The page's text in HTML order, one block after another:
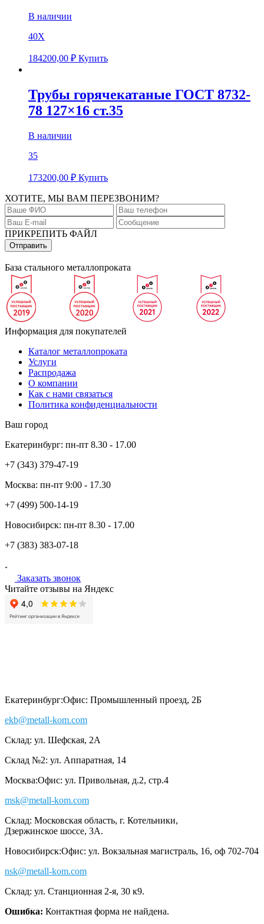
В наличии
40Х
184200,00 ₽ Купить
Трубы горячекатаные ГОСТ 8732-
78 127×16 ст.35
В наличии
35
173200,00 ₽ Купить
ХОТИТЕ, МЫ ВАМ ПЕРЕЗВОНИМ?
ПРИКРЕПИТЬ ФАЙЛ
База стального металлопроката
Информация для покупателей
Каталог металлопроката
Услуги
Распродажа
О компании
Как с нами связаться
Политика конфиденциальности
Ваш город
Екатеринбург: пн-пт 8.30 - 17.00
+7 (343) 379-47-19
Москва: пн-пт 9:00 - 17.30
+7 (499) 500-14-19
Новосибирск: пн-пт 8.30 - 17.00
+7 (383) 383-07-18
Заказать звонок
Читайте отзывы на Яндекс
Екатеринбург:Офис: Промышленный проезд, 2Б
ekb@metall-kom.com
Склад: ул. Шефская, 2А
Склад №2: ул. Аппаратная, 14
Москва:Офис: ул. Привольная, д.2, стр.4
msk@metall-kom.com
Склад: Московская область, г. Котельники,
Дзержинское шоссе, 3А.
Новосибирск:Офис: ул. Вокзальная магистраль, 16, оф 702-704
nsk@metall-kom.com
Склад: ул. Станционная 2-я, 30 к9.
Ошибка: Контактная форма не найдена.